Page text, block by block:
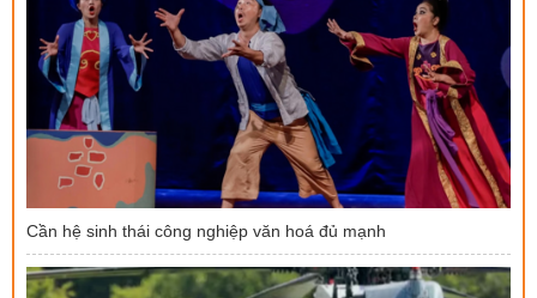
Cần hệ sinh thái công nghiệp văn hoá đủ mạnh